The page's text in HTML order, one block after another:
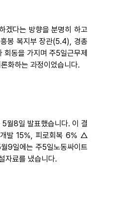
겠다는 방향을 분명히 하고
봉 복지부 장관(5.4), 경총
동을 가지며 주5일근무제
화하는 과정이었습니다.
월8일 발표했습니다. 이 결
발 15%, 피로회복 6% △
9일에는 주5일노동싸이트
자료를 냈습니다.